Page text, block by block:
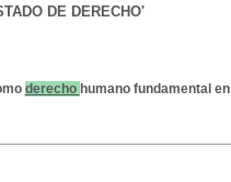
DE DERECHO'
derecho humano fundamental en